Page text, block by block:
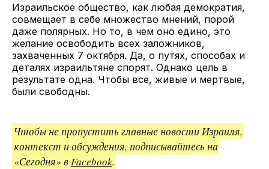
Израильское общество, как любая демократия,
совмещает в себе множество мнений, порой
даже полярных. Но то, в чем оно едино, это
желание освободить всех заложников,
захваченных 7 октября. Да, о путях, способах и
деталях израильтяне спорят. Однако цель в
результате одна. Чтобы все, живые и мертвые,
были свободны.
Чтобы не пропустить главные новости Израиля,
контекст и обсуждения, подписывайтесь на
«Сегодня» вFacebook.